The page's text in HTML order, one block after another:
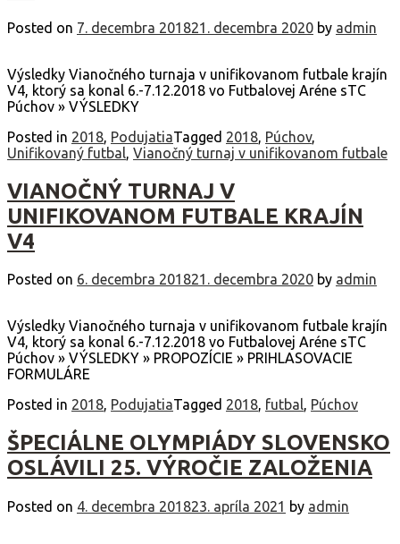
Posted on 7. decembra 201821. decembra 2020 by admin
Výsledky Vianočného turnaja v unifikovanom futbale krajín
V4, ktorý sa konal 6.-7.12.2018 vo Futbalovej Aréne sTC
Púchov » VÝSLEDKY
Posted in 2018 PodujatiaTagged 2018 Púchov,
Unifikovaný futbal
Vianočný turnaj v unifikovanom futbale
VIANOČNÝ TURNAJ V
UNIFIKOVANOM FUTBALE KRAJÍN
V4
Posted on 6. decembra 201821. decembra 2020 by admin
Výsledky Vianočného turnaja v unifikovanom futbale krajín
V4, ktorý sa konal 6.-7.12.2018 vo Futbalovej Aréne sTC
Púchov » VÝSLEDKY » PROPOZÍCIE » PRIHLASOVACIE
FORMULÁRE
Posted in 2018, PodujatiaTagged 2018, futbal, Púchov
ŠPECIÁLNE OLYMPIÁDY SLOVENSKO
OSLÁVILI 25. VÝROČIE ZALOŽENIA
Posted on 4. decembra 201823. apríla 2021 by admin